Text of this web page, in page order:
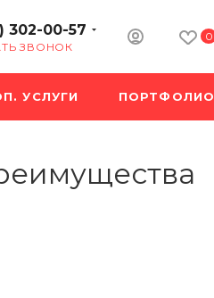
302-00-57
ЗВОНОК
0
УСЛУГИ ПОРТФОЛИО